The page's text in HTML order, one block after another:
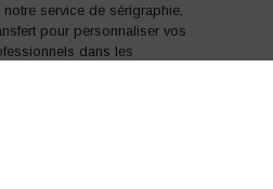
service de sérigraphie,
pour personnaliser vos
dans les